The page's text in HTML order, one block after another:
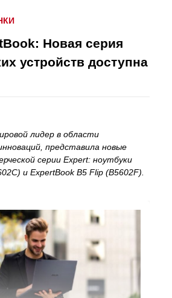
Новая серия
устройств доступна
лидер в области
представила новые
серии Expert: ноутбуки
и ExpertBook B5 Flip (B5602F).